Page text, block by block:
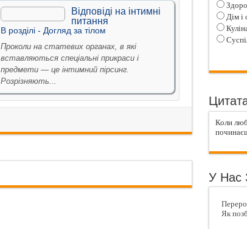
Відповіді на інтимні
питання
В рoздiлi - Догляд за тiлом
Проколи на статевих органах, в які
вставляються спеціальні прикраси і
предмети — це інтимний пірсинг.
Розрізняють...
Дiм і
Коли
У Нас
Як